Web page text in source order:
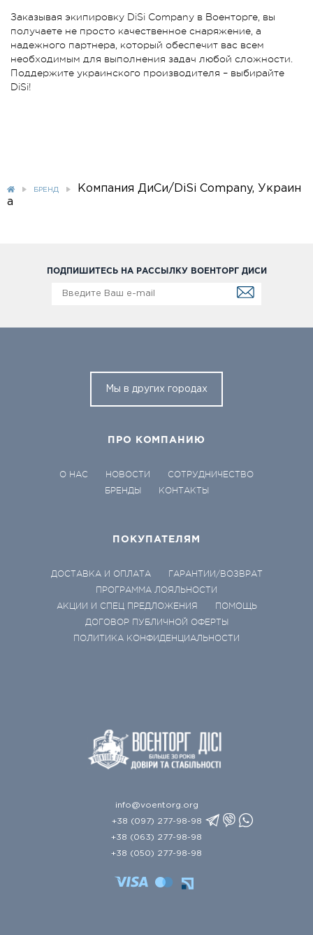
Заказывая экипировку DiSi Company в Военторге, вы
получаете не просто качественное снаряжение, а
надежного партнера, который обеспечит вас всем
необходимым для выполнения задач любой сложности.
Поддержите украинского производителя – выбирайте
DiSi!
БРЕНД
Компания ДиСи/DiSi Company, Украин
а
ПОДПИШИТЕСЬ НА РАССЫЛКУ ВОЕНТОРГ ДИСИ
Мы в других городах
ПРО КОМПАНИЮ
О НАС НОВОСТИ
СОТРУДНИЧЕСТВО
БРЕНДЫ
КОНТАКТЫ
ПОКУПАТЕЛЯМ
ДОСТАВКА И ОПЛАТА
ГАРАНТИИ/ВОЗВРАТ
ПРОГРАММА ЛОЯЛЬНОСТИ
АКЦИИ И СПЕЦ ПРЕДЛОЖЕНИЯ
ПОМОЩЬ
ДОГОВОР ПУБЛИЧНОЙ ОФЕРТЫ
ПОЛИТИКА КОНФИДЕНЦИАЛЬНОСТИ
info@voentorg.org
+38 (097) 277-98-98
+38 (063) 277-98-98
+38 (050) 277-98-98